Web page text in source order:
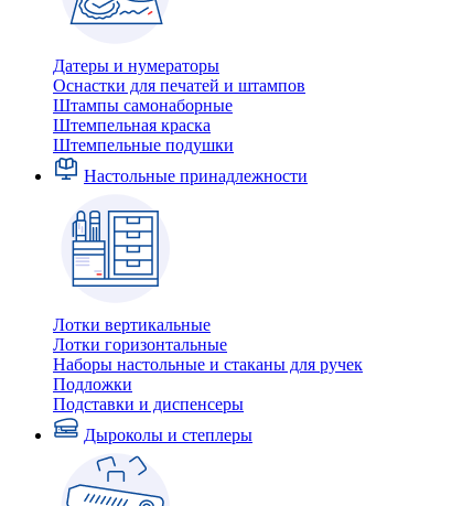
Датеры и нумераторы
Оснастки для печатей и штампов
Штампы самонаборные
Штемпельная краска
Штемпельные подушки
Настольные принадлежности
Лотки вертикальные
Лотки горизонтальные
Наборы настольные и стаканы для ручек
Подложки
Подставки и диспенсеры
Дыроколы и степлеры